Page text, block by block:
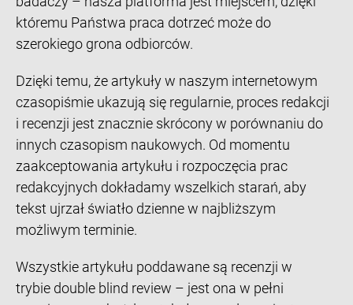
któremu Państwa praca dotrzeć może do
szerokiego grona odbiorców.
Dzięki temu, że artykuły w naszym internetowym
czasopiśmie ukazują się regularnie, proces redakcji
i recenzji jest znacznie skrócony w porównaniu do
innych czasopism naukowych. Od momentu
zaakceptowania artykułu i rozpoczęcia prac
redakcyjnych dokładamy wszelkich starań, aby
tekst ujrzał światło dzienne w najbliższym
możliwym terminie.
Wszystkie artykułu poddawane są recenzji w
trybie double blind review – jest ona w pełni